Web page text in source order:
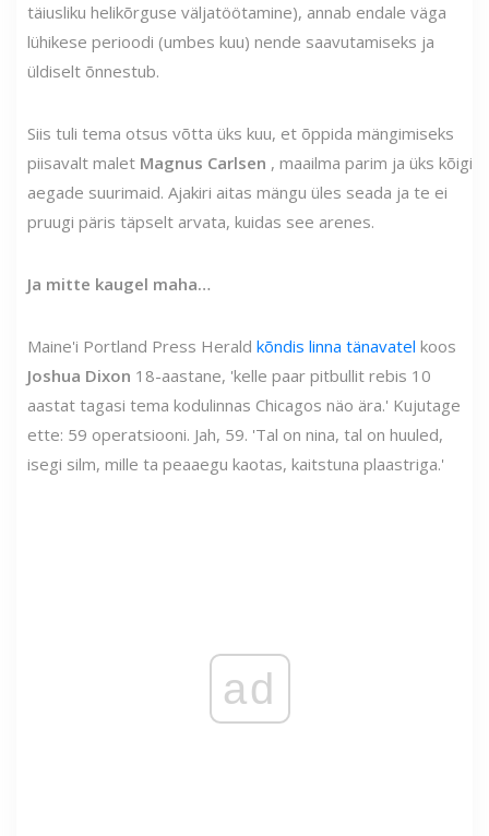
täiusliku helikõrguse väljatöötamine), annab endale väga
lühikese perioodi (umbes kuu) nende saavutamiseks ja
üldiselt õnnestub.
Siis tuli tema otsus võtta üks kuu, et õppida mängimiseks
piisavalt malet Magnus Carlsen , maailma parim ja üks kõigi
aegade suurimaid. Ajakiri aitas mängu üles seada ja te ei
pruugi päris täpselt arvata, kuidas see arenes.
Ja mitte kaugel maha…
Maine'i Portland Press Herald kõndis linna tänavatel koos
Joshua Dixon 18-aastane, 'kelle paar pitbullit rebis 10
aastat tagasi tema kodulinnas Chicagos näo ära.' Kujutage
ette: 59 operatsiooni. Jah, 59. 'Tal on nina, tal on huuled,
isegi silm, mille ta peaaegu kaotas, kaitstuna plaastriga.'
ad